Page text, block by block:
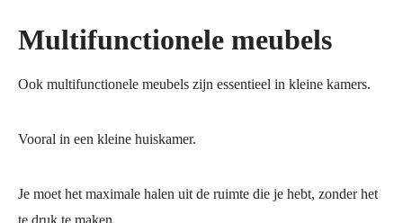
Multifunctionele meubels
Ook multifunctionele meubels zijn essentieel in kleine kamers.
Vooral in een kleine huiskamer.
Je moet het maximale halen uit de ruimte die je hebt, zonder het
te druk te maken.